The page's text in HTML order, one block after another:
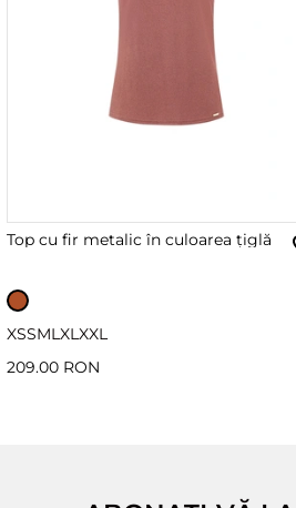
Top cu fir metalic în culoarea țiglă
XSSMLXLXXL
209.00 RON